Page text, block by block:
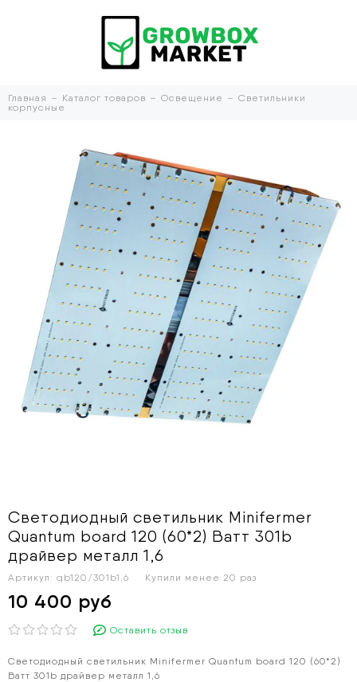
Главная Каталог товаров Освещение
Светильники
корпусные
Светодиодный светильник Minifermer
Quantum board 120 (60*2) Ватт 301b
драйвер металл 1,6
Артикул: qb120/301b1,6 Купили менее 20 раз
10 400 руб
Оставить отзыв
Светодиодный светильник Minifermer Quantum board 120 (60*2)
Ватт 301b драйвер металл 1,6